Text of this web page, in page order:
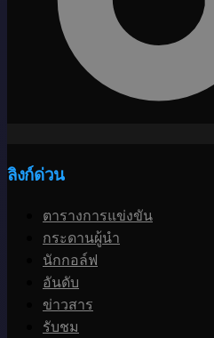
ลิงก์ด่วน
ตารางการแข่งขัน
กระดานผู้นำ
นักกอล์ฟ
อันดับ
ข่าวสาร
รับชม